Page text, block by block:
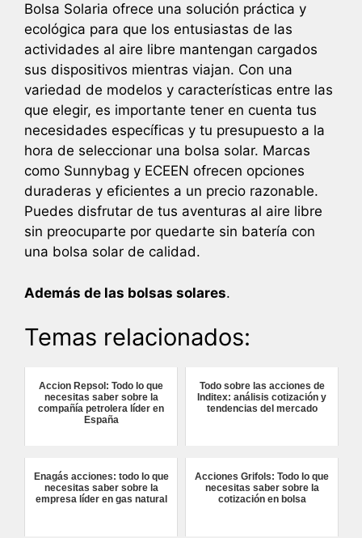
Bolsa Solaria ofrece una solución práctica y
ecológica para que los entusiastas de las
actividades al aire libre mantengan cargados
sus dispositivos mientras viajan. Con una
variedad de modelos y características entre las
que elegir, es importante tener en cuenta tus
necesidades específicas y tu presupuesto a la
hora de seleccionar una bolsa solar. Marcas
como Sunnybag y ECEEN ofrecen opciones
duraderas y eficientes a un precio razonable.
Puedes disfrutar de tus aventuras al aire libre
sin preocuparte por quedarte sin batería con
una bolsa solar de calidad.
Además de las bolsas solares.
Temas relacionados:
Accion Repsol: Todo lo que
necesitas saber sobre la
compañía petrolera líder en
España
Todo sobre las acciones de
Inditex: análisis cotización y
tendencias del mercado
Enagás acciones: todo lo que
necesitas saber sobre la
empresa líder en gas natural
Acciones Grifols: Todo lo que
necesitas saber sobre la
cotización en bolsa